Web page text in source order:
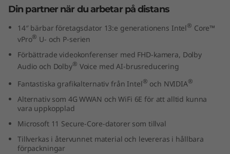
Din partner när du arbetar på distans
14″ bärbar företagsdator 13:e generationens Intel® Core™
vPro® U- och P-serien
Förbättrade videokonferenser med FHD-kamera, Dolby
Audio och Dolby® Voice med AI-brusreducering
Fantastiska grafikalternativ från Intel® och NVIDIA®
Alternativ som 4G WWAN och WiFi 6E för att alltid kunna
vara uppkopplad
Microsoft 11 Secure-Core-datorer som tillval
Tillverkas i återvunnet material och levereras i hållbara
förpackningar